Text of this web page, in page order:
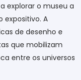
explorar o museu a
expositivo. A
de desenho e
que mobilizam
entre os universos